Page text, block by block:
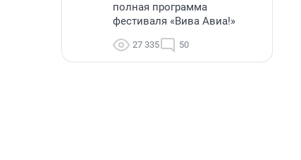
полная программа
фестиваля «Вива Авиа!»
27 335 50